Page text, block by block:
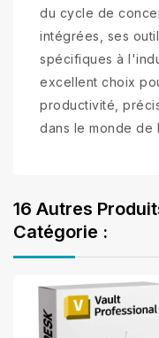
du cycle de
intégrées, ses
spécifiques à
excellent choix
productivité,
dans le monde de
16 Autres
Catégorie :